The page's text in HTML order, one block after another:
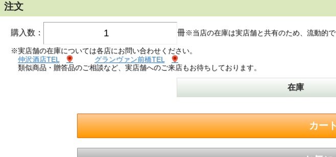
注文
購入数： 冊※当店の在庫は実店舗と共有のため、流動的
※実店舗の在庫については各店にお問い合わせください。
仲沢酒店TEL
グランヴァン前橋TEL
類似商品・贈答品のご相談など、実店舗へのご来店もお待ちしております。
在庫